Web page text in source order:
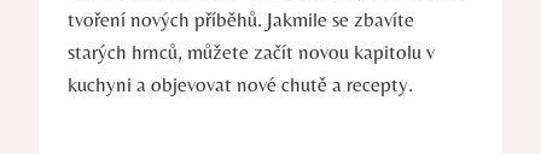
tvoření nových příběhů. Jakmile se zbavíte
starých hrnců, můžete začít novou kapitolu v
kuchyni a objevovat nové chutě a recepty.